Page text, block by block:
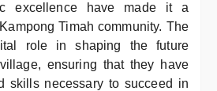
excellence have made it a
Timah community. The
role in shaping the future
ensuring that they have
skills necessary to succeed in